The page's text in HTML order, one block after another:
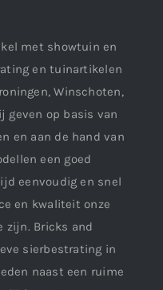
met showtuin en
en tuinartikelen
Winschoten,
geven op basis van
en aan de hand van
een goed
eenvoudig en snel
en kwaliteit onze
zijn. Bricks and
sierbestrating in
naast een ruime